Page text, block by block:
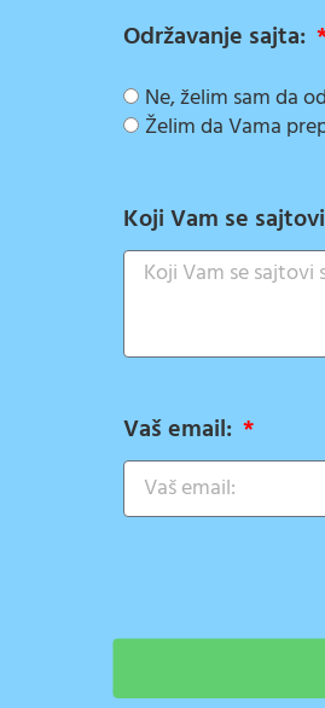
Održavanje sajta:
Ne, želim sam da
Želim da Vama
Koji Vam se
Vaš email: